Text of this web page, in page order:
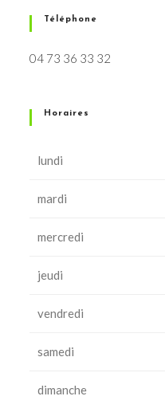
Téléphone
04 73 36 33 32
Horaires
lundi
mardi
mercredi
jeudi
vendredi
samedi
dimanche